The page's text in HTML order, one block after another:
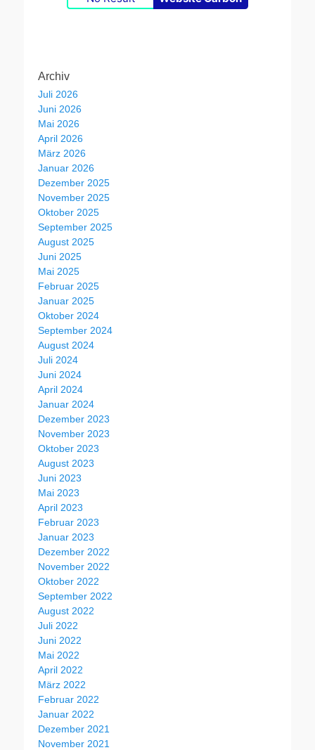
Archiv
Juli 2026
Juni 2026
Mai 2026
April 2026
März 2026
Januar 2026
Dezember 2025
November 2025
Oktober 2025
September 2025
August 2025
Juni 2025
Mai 2025
Februar 2025
Januar 2025
Oktober 2024
September 2024
August 2024
Juli 2024
Juni 2024
April 2024
Januar 2024
Dezember 2023
November 2023
Oktober 2023
August 2023
Juni 2023
Mai 2023
April 2023
Februar 2023
Januar 2023
Dezember 2022
November 2022
Oktober 2022
September 2022
August 2022
Juli 2022
Juni 2022
Mai 2022
April 2022
März 2022
Februar 2022
Januar 2022
Dezember 2021
November 2021